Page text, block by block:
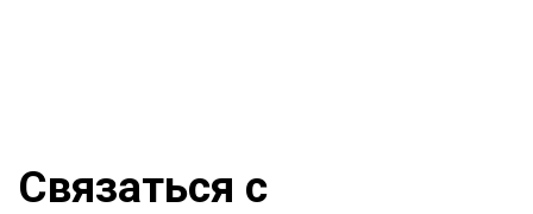
Связаться с